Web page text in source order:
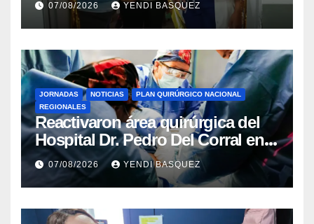
Rincón
07/08/2026 YENDI BASQUEZ
JORNADAS NOTICIAS
PLAN QUIRÚRGICO NACIONAL
REGIONALES
Reactivaron área quirúrgica del
Hospital Dr. Pedro Del Corral en
Guárico
07/08/2026 YENDI BASQUEZ